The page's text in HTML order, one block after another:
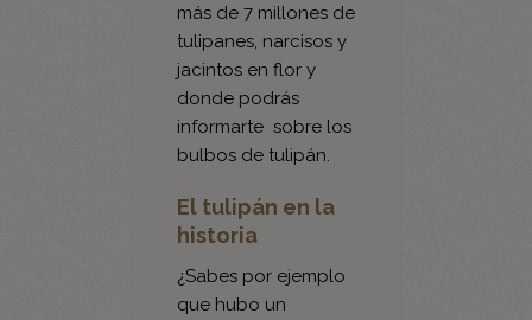
jacintos en flor y
donde podrás
informarte sobre los
bulbos de tulipán.
El tulipán en la
¿Sabes por ejemplo
que hubo un
periodo de euforia
especulativa con los